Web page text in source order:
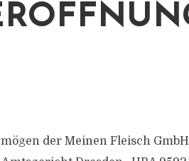
der Meinen Fleisch GmbH